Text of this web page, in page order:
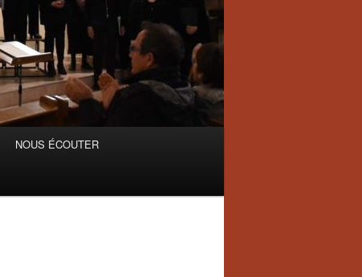
NOUS ÉCOUTER